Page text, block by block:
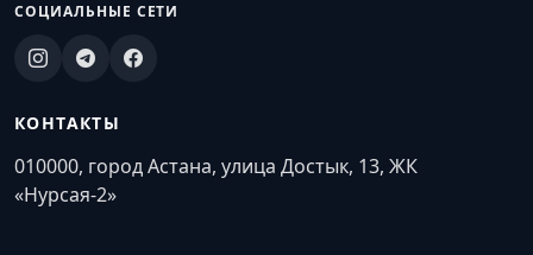
СОЦИАЛЬНЫЕ СЕТИ
КОНТАКТЫ
010000, город Астана, улица Достык, 13, ЖК
«Нурсая-2»